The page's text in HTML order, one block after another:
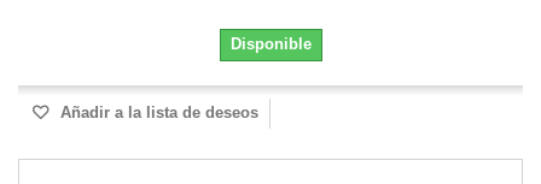
Disponible
Añadir a la lista de deseos